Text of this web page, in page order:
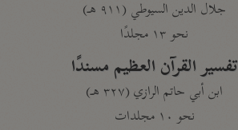
جلال الدين السيوطي (٩١١ هـ)
نحو ١٣ مجلدًا
تفسير القرآن العظيم مسندًا
ابن أبي حاتم الرازي (٣٢٧ هـ)
نحو ١٠ مجلدات